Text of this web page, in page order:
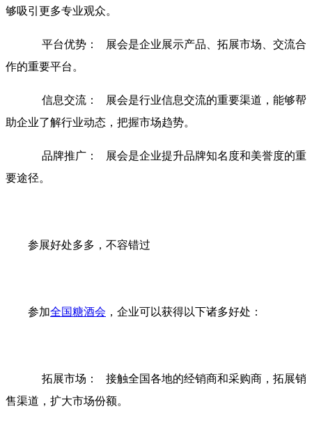
够吸引更多专业观众。
平台优势： 展会是企业展示产品、拓展市场、交流合
作的重要平台。
信息交流： 展会是行业信息交流的重要渠道，能够帮
助企业了解行业动态，把握市场趋势。
品牌推广： 展会是企业提升品牌知名度和美誉度的重
要途径。
参展好处多多，不容错过
参加全国糖酒会 ，企业可以获得以下诸多好处：
拓展市场： 接触全国各地的经销商和采购商，拓展销
售渠道，扩大市场份额。